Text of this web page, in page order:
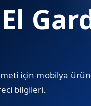
için mobilya
bilgileri.